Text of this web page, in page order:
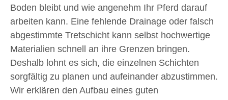
Boden bleibt und wie angenehm Ihr Pferd darauf
arbeiten kann. Eine fehlende Drainage oder falsch
abgestimmte Tretschicht kann selbst hochwertige
Materialien schnell an ihre Grenzen bringen.
Deshalb lohnt es sich, die einzelnen Schichten
sorgfältig zu planen und aufeinander abzustimmen.
Wir erklären den Aufbau eines guten